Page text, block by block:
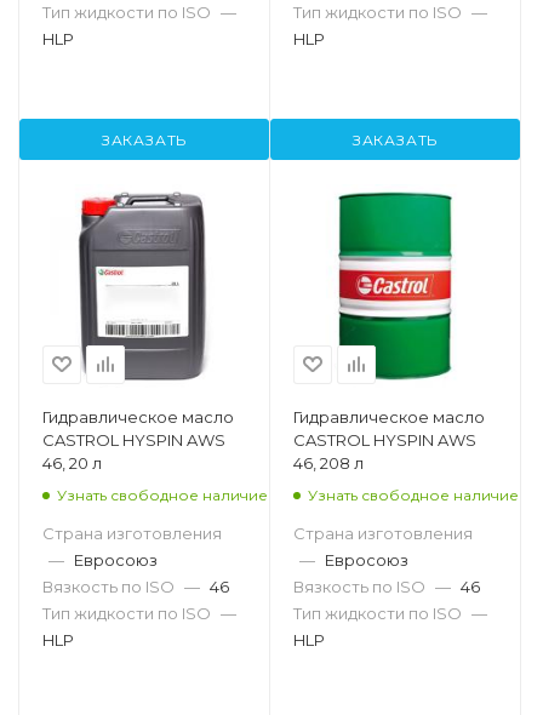
Тип жидкости по ISO —
HLP
ЗАКАЗАТЬ
Тип жидкости по ISO —
HLP
ЗАКАЗАТЬ
Гидравлическое масло
CASTROL HYSPIN AWS
46, 20 л
Узнать свободное наличие
Страна изготовления
— Евросоюз
Вязкость по ISO — 46
Тип жидкости по ISO —
HLP
Гидравлическое масло
CASTROL HYSPIN AWS
46, 208 л
Узнать свободное наличие
Страна изготовления
— Евросоюз
Вязкость по ISO — 46
Тип жидкости по ISO —
HLP